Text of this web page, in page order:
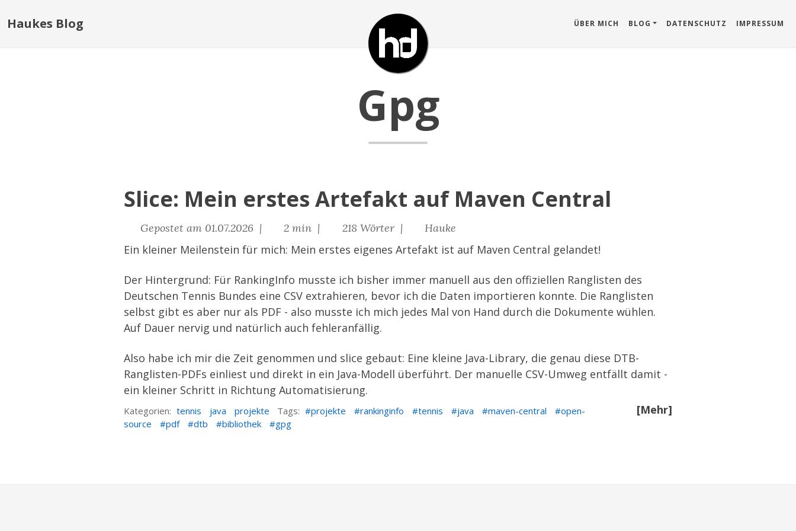
Haukes Blog ÜBER MICH BLOG DATENSCHUTZ IMPRESSUM
Gpg
Slice: Mein erstes Artefakt auf Maven Central
Gepostet am 01.07.2026 | 2 min | 218 Wörter | Hauke
Ein kleiner Meilenstein für mich: Mein erstes eigenes Artefakt ist auf Maven Central gelandet!
Der Hintergrund: Für RankingInfo musste ich bisher immer manuell aus den offiziellen Ranglisten des
Deutschen Tennis Bundes eine CSV extrahieren, bevor ich die Daten importieren konnte. Die Ranglisten
selbst gibt es aber nur als PDF - also musste ich mich jedes Mal von Hand durch die Dokumente wühlen.
Auf Dauer nervig und natürlich auch fehleranfällig.
Also habe ich mir die Zeit genommen und slice gebaut: Eine kleine Java-Library, die genau diese DTB-
Ranglisten-PDFs einliest und direkt in ein Java-Modell überführt. Der manuelle CSV-Umweg entfällt damit -
ein kleiner Schritt in Richtung Automatisierung.
[Mehr]
Kategorien: tennis java projekte Tags: projekte rankinginfo tennis java maven-central
open-
source
pdf dtb bibliothek gpg